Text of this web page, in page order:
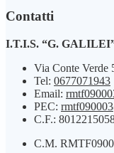
Contatti
I.T.I.S. “G.
Via Conte
Tel: 0677071943
Email:
PEC:
C.F.:
C.M.